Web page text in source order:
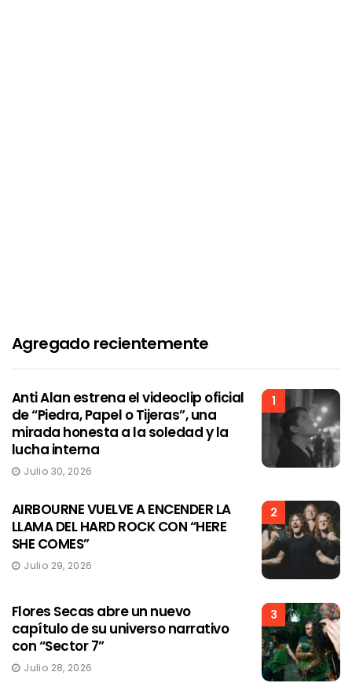
Agregado recientemente
1
Anti Alan estrena el videoclip oficial
de “Piedra, Papel o Tijeras”, una
mirada honesta a la soledad y la
lucha interna
Julio 30, 2026
2
AIRBOURNE VUELVE A ENCENDER LA
LLAMA DEL HARD ROCK CON “HERE
SHE COMES”
Julio 29, 2026
3
Flores Secas abre un nuevo
capítulo de su universo narrativo
con “Sector 7”
Julio 28, 2026